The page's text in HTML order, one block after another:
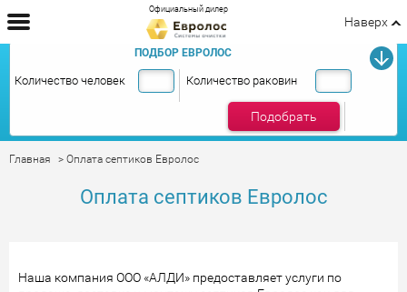
Официальный дилер
Наверх
ПОДБОР ЕВРОЛОС
Количество человек Количество раковин
Подобрать
Главная Оплата септиков Евролос
Оплата септиков Евролос
Наша компания ООО «АЛДИ» предоставляет услуги по